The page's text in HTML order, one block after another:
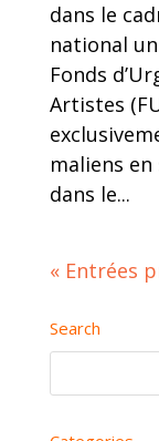
dans le
national
Fonds
Artistes
maliens
dans le...
« Entrées
Search